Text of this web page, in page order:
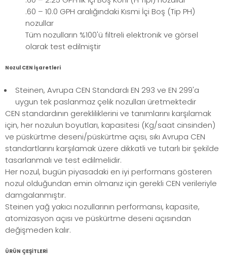
.60 – 10.0 GPH aralığındaki Kısmi İçi Boş (Tip PH)
nozullar
Tüm nozulların %100'ü filtreli elektronik ve görsel
olarak test edilmiştir
Nozul CEN İşaretleri
Steinen, Avrupa CEN Standardı EN 293 ve EN 299'a
uygun tek paslanmaz çelik nozulları üretmektedir
CEN standardının gerekliliklerini ve tanımlarını karşılamak
için, her nozulun boyutları, kapasitesi (Kg/saat cinsinden)
ve püskürtme deseni/püskürtme açısı, sıkı Avrupa CEN
standartlarını karşılamak üzere dikkatli ve tutarlı bir şekilde
tasarlanmalı ve test edilmelidir.
Her nozul, bugün piyasadaki en iyi performans gösteren
nozul olduğundan emin olmanız için gerekli CEN verileriyle
damgalanmıştır.
Steinen yağ yakıcı nozullarının performansı, kapasite,
atomizasyon açısı ve püskürtme deseni açısından
değişmeden kalır.
ÜRÜN ÇEŞİTLERİ